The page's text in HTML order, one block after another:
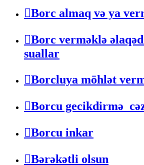
Borc almaq və ya
Borc verməklə
suallar
Borcluya möhlət
Borcu gecikdirmə
Borcu inkar
Bərəkətli olsun